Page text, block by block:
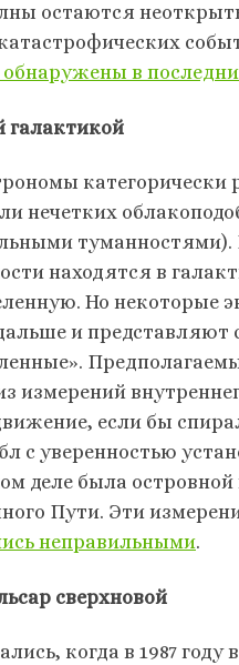
остаются
в
галактикой
категорически
нечетких
туманностями).
находятся в
Но некоторые
и
измерений
если бы
с уверенностью
деле была
Пути. Эти
неправильными.
сверхновой
когда в 1987